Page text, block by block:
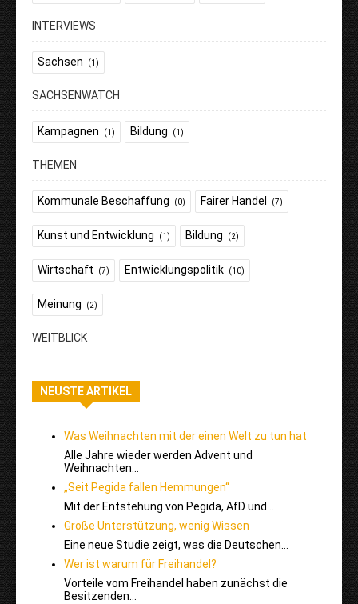
INTERVIEWS
Sachsen (1)
SACHSENWATCH
Kampagnen (1) Bildung (1)
THEMEN
Kommunale Beschaffung (0) Fairer Handel (7)
Kunst und Entwicklung (1) Bildung (2)
Wirtschaft (7) Entwicklungspolitik (10)
Meinung (2)
WEITBLICK
NEUSTE ARTIKEL
Was Weihnachten mit der einen Welt zu tun hat
Alle Jahre wieder werden Advent und
Weihnachten…
„Seit Pegida fallen Hemmungen“
Mit der Entstehung von Pegida, AfD und…
Große Unterstützung, wenig Wissen
Eine neue Studie zeigt, was die Deutschen…
Wer ist warum für Freihandel?
Vorteile vom Freihandel haben zunächst die
Besitzenden…